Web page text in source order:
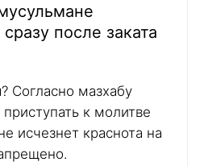
после заката
Согласно мазхабу
к молитве
исчезнет краснота на